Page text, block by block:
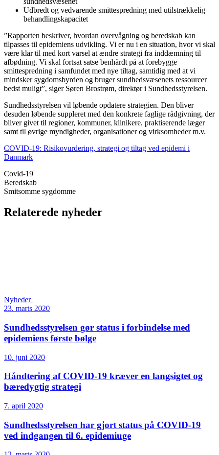
Udbredt og vedvarende smittespredning med utilstrækkelig
behandlingskapacitet
”Rapporten beskriver, hvordan overvågning og beredskab kan
tilpasses til epidemiens udvikling. Vi er nu i en situation, hvor vi skal
være klar til med kort varsel at ændre strategi fra inddæmning til
afbødning. Vi skal fortsat satse benhårdt på at forebygge
smittespredning i samfundet med nye tiltag, samtidig med at vi
mindsker sygdomsbyrden og bruger sundhedsvæsenets ressourcer
bedst muligt”, siger Søren Brostrøm, direktør i Sundhedsstyrelsen.
Sundhedsstyrelsen vil løbende opdatere strategien. Den bliver
desuden løbende suppleret med den konkrete faglige rådgivning, der
bliver givet til regioner, kommuner, klinikere, praktiserende læger
samt til øvrige myndigheder, organisationer og virksomheder m.v.
COVID-19: Risikovurdering, strategi og tiltag ved epidemi i
Danmark
Covid-19
Beredskab
Smitsomme sygdomme
Relaterede nyheder
Nyheder
23. marts 2020
Sundheds­styrelsen gør status i forbindelse med
epidemiens første bølge
10. juni 2020
Håndtering af COVID-19 kræver en langsigtet og
bæredygtig strategi
7. april 2020
Sundheds­styrelsen har gjort status på COVID-19
ved indgangen til 6. epidemiuge